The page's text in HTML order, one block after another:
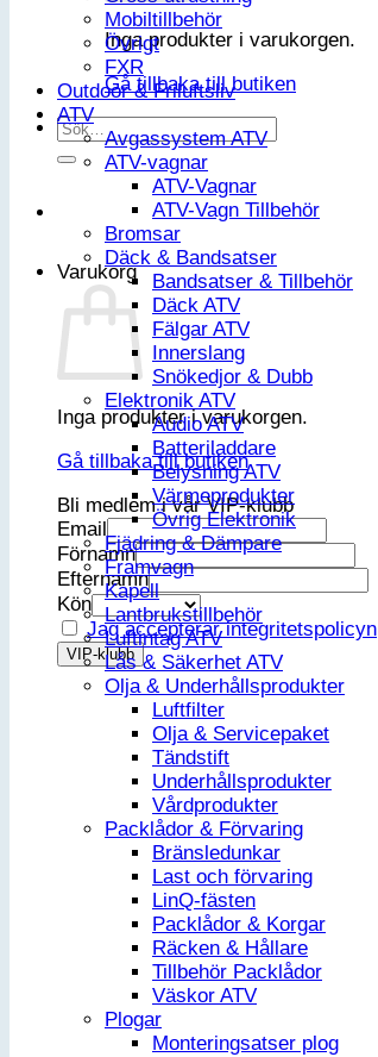
Inga produkter i varukorgen.
Gå tillbaka till butiken
Sök
efter:
Varukorg
Inga produkter i varukorgen.
Gå tillbaka till butiken
Bli medlem i vår VIP-klubb
Email
Förnamn
Efternamn
Kön
Jag accepterar integritetspolicyn
Mobiltillbehör
Övrigt
FXR
Outdoor & Friluftsliv
ATV
Avgassystem ATV
ATV-vagnar
ATV-Vagnar
ATV-Vagn Tillbehör
Bromsar
Däck & Bandsatser
Bandsatser & Tillbehör
Däck ATV
Fälgar ATV
Innerslang
Snökedjor & Dubb
Elektronik ATV
Audio ATV
Batteriladdare
Belysning ATV
Värmeprodukter
Övrig Elektronik
Fjädring & Dämpare
Framvagn
Kapell
Lantbrukstillbehör
Luftintag ATV
Lås & Säkerhet ATV
Olja & Underhållsprodukter
Luftfilter
Olja & Servicepaket
Tändstift
Underhållsprodukter
Vårdprodukter
Packlådor & Förvaring
Bränsledunkar
Last och förvaring
LinQ-fästen
Packlådor & Korgar
Räcken & Hållare
Tillbehör Packlådor
Väskor ATV
Plogar
Monteringsatser plog